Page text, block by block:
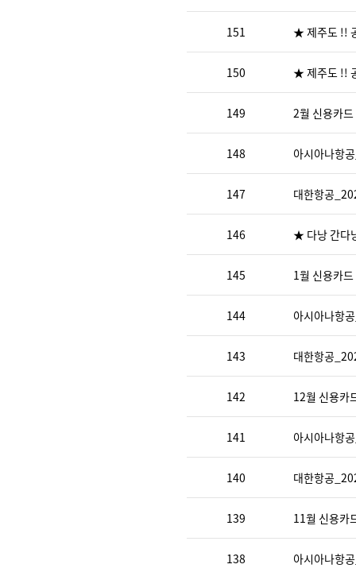
151 ★ 제주도 !!
150 ★ 제주도 !!
149 2월 신용카
148 아시아나항
147 대한항공
146 ★ 다낭 간다
145 1월 신용카
144 아시아나항
143 대한항공
142 12월 신용카
141 아시아나항
140 대한항공
139 11월 신용카
138 아시아나항